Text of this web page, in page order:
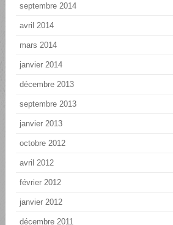
septembre 2014
avril 2014
mars 2014
janvier 2014
décembre 2013
septembre 2013
janvier 2013
octobre 2012
avril 2012
février 2012
janvier 2012
décembre 2011